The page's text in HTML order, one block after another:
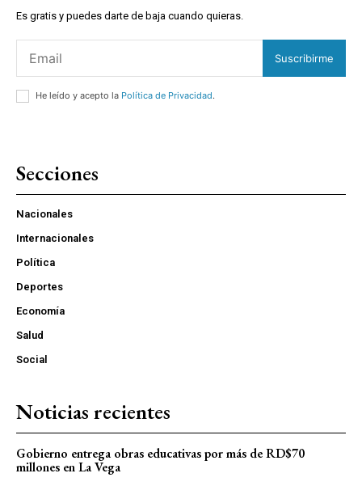
Es gratis y puedes darte de baja cuando quieras.
Suscribirme
He leído y acepto la Política de Privacidad.
Secciones
Nacionales
Internacionales
Política
Deportes
Economía
Salud
Social
Noticias recientes
Gobierno entrega obras educativas por más de RD$70
millones en La Vega